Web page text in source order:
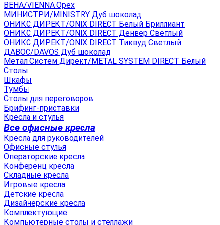
ВЕНА/VIENNA Орех
МИНИСТРИ/MINISTRY Дуб шоколад
ОНИКС ДИРЕКТ/ONIX DIRECT Белый Бриллиант
ОНИКС ДИРЕКТ/ONIX DIRECT Денвер Светлый
ОНИКС ДИРЕКТ/ONIX DIRECT Тиквуд Светлый
ДАВОС/DAVOS Дуб шоколад
Метал Систем Директ/METAL SYSTEM DIRECT Белый
Столы
Шкафы
Тумбы
Столы для переговоров
Брифинг-приставки
Кресла и стулья
Все офисные кресла
Кресла для руководителей
Офисные стулья
Операторские кресла
Конференц кресла
Складные кресла
Игровые кресла
Детские кресла
Дизайнерские кресла
Комплектующие
Компьютерные столы и стеллажи